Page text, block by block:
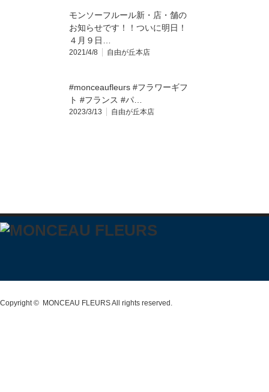
モンソーフルール新・店・舗の
お知らせです！！ついに明日！
４月９日…
2021/4/8 自由が丘本店
#monceaufleurs #フラワーギフ
ト #フランス #パ…
2023/3/13 自由が丘本店
Copyright © MONCEAU FLEURSAll rights reserved.